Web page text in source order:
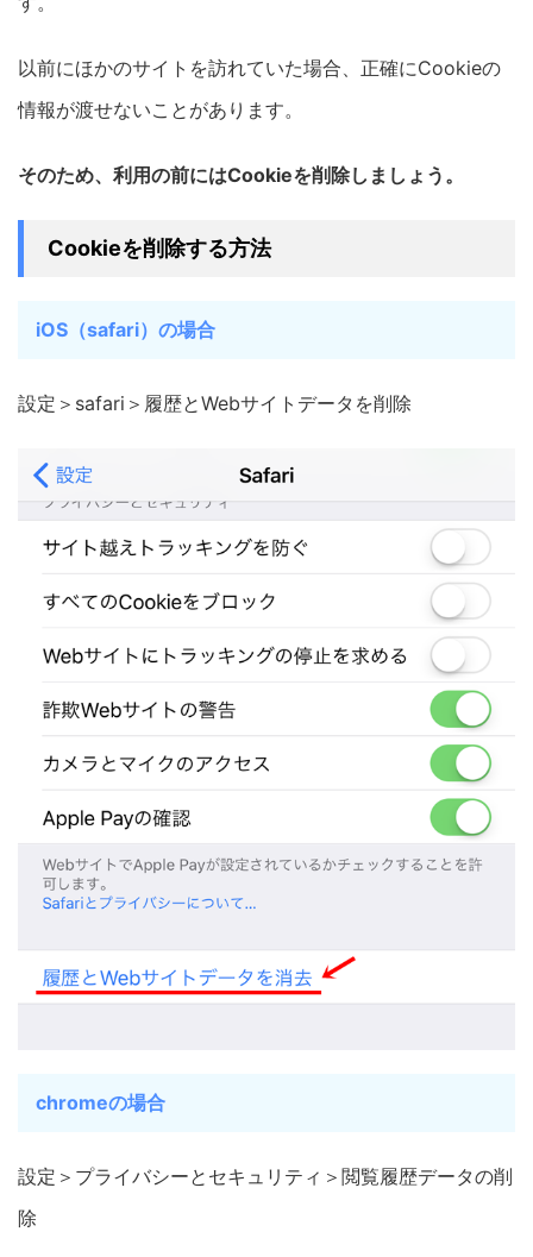
以前にほかのサイトを訪れていた場合、正確にCookieの
情報が渡せないことがあります。
そのため、利用の前にはCookieを削除しましょう。
Cookieを削除する方法
iOS（safari）の場合
設定＞safari＞履歴とWebサイトデータを削除
chromeの場合
設定＞プライバシーとセキュリティ＞閲覧履歴データの削
除